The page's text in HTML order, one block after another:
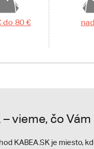
do 80 €
– vieme, čo
KABEA.SK je miesto,